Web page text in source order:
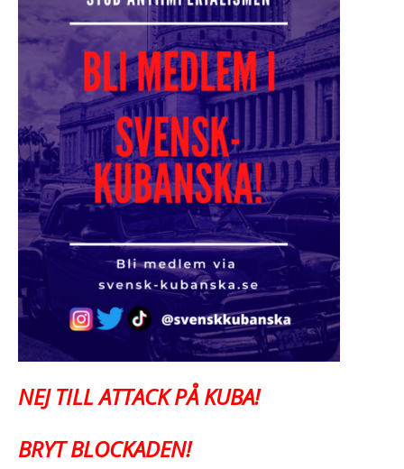
NEJ TILL ATTACK PÅ KUBA!
BRYT BLOCKADEN!